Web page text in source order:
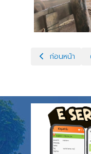
เนื้อหาก่อนหน้า:
ก่อนหน้า